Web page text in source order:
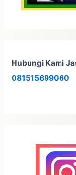
Hubungi Kami
081515699060